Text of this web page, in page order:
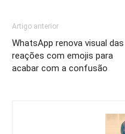
Artigo anterior
WhatsApp renova visual das
reações com emojis para
acabar com a confusão